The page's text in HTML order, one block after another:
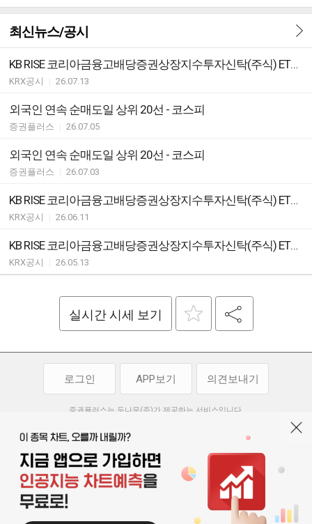
최신뉴스/공시
KB RISE 코리아금융고배당증권상장지수투자신탁(주식) ETF 분배락 기준가격 안내
KRX공시 26.07.13
외국인 연속 순매도일 상위 20선 - 코스피
증권플러스 26.07.05
외국인 연속 순매도일 상위 20선 - 코스피
증권플러스 26.07.03
KB RISE 코리아금융고배당증권상장지수투자신탁(주식) ETF 분배락 기준가격 안내
KRX공시 26.06.11
KB RISE 코리아금융고배당증권상장지수투자신탁(주식) ETF 분배락 기준가격 안내
KRX공시 26.05.13
실시간 시세 보기
로그인 APP보기 의견보내기
증권플러스는 두나무(주)가 제공하는 서비스입니다.
투자 참고사항이며, 정보 제공 과정에서 오류나 지연이 발생할 수 있습니다.
두나무(주)는 제공된 정보에 의한 투자 결과에 대하여 법적인 책임을
부담하지 않습니다. 본 서비스에서 제공되는 정보의 무단 배포를 금합니다.
이용약관 | 청소년보호정책 개인정보처리방침
기사배열 기본방침 | 고객센터 |
오픈소스 라이선스
서울특별시 서초구 강남대로 369, 15층
사업자 등록번호 119-86-54968